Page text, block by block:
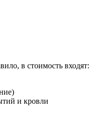
в стоимость входят:
и кровли